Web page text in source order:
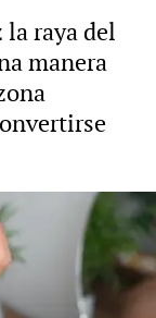
la raya del
manera